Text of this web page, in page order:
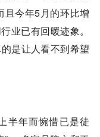
且今年5月的环比增
业已有回暖迹象。
是让人看不到希望
半年而惋惜已是徒